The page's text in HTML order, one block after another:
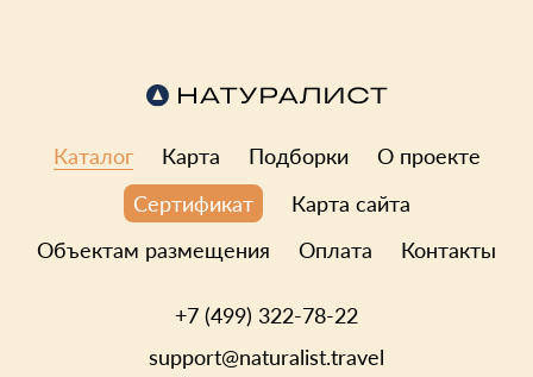
Каталог Карта Подборки
О проекте
Сертификат
Карта сайта
Объектам размещения
Оплата Контакты
+7 (499) 322-78-22
support@naturalist.travel